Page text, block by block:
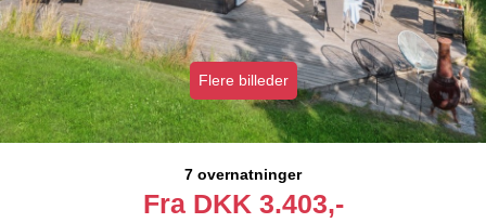
Flere billeder
7 overnatninger
Fra DKK 3.403,-